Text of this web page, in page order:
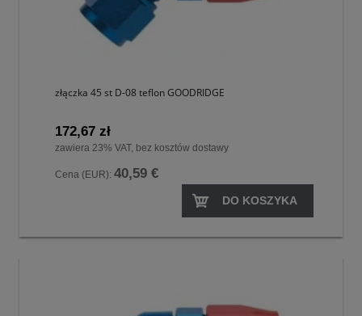
złączka 45 st D-08 teflon GOODRIDGE
172,67 zł
zawiera 23% VAT, bez kosztów dostawy
Cena (EUR): 40,59 €
DO KOSZYKA